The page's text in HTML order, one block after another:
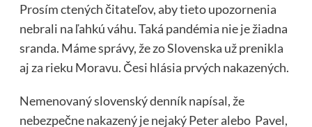
Prosím ctených čitateľov, aby tieto upozornenia
nebrali na ľahkú váhu. Taká pandémia nie je žiadna
sranda. Máme správy, že zo Slovenska už prenikla
aj za rieku Moravu. Česi hlásia prvých nakazených.
Nemenovaný slovenský denník napísal, že
nebezpečne nakazený je nejaký Peter alebo Pavel,